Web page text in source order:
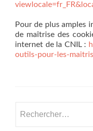
Pour de plus amples
de maîtrise des
internet de la CNIL :
outils-pour-les-